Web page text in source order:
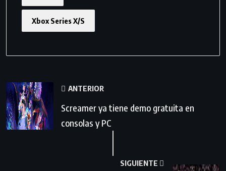
Xbox Series X/S
ANTERIOR
Screamer ya tiene demo gratuita en
consolas y PC
SIGUIENTE